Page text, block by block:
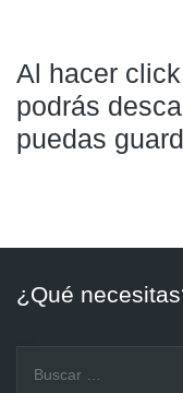
Al hacer
podrás
puedas
¿Qué